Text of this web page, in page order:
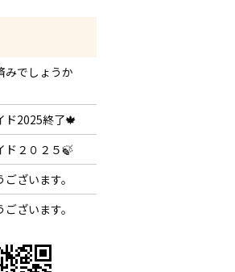
みでしょうか
ド2025終了🍁
ド２０２５🍃
ざいます。
ざいます。